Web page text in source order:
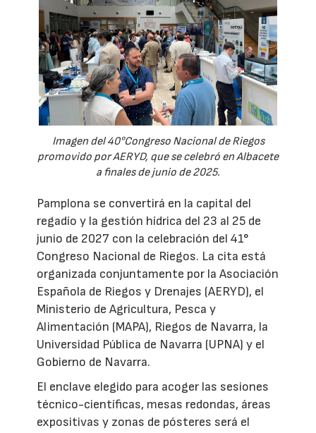
Imagen del 40°Congreso Nacional de Riegos
promovido por AERYD, que se celebró en Albacete
a finales de junio de 2025.
Pamplona se convertirá en la capital del
regadío y la gestión hídrica del 23 al 25 de
junio de 2027 con la celebración del 41°
Congreso Nacional de Riegos. La cita está
organizada conjuntamente por la Asociación
Española de Riegos y Drenajes (AERYD), el
Ministerio de Agricultura, Pesca y
Alimentación (MAPA), Riegos de Navarra, la
Universidad Pública de Navarra (UPNA) y el
Gobierno de Navarra.
El enclave elegido para acoger las sesiones
técnico-científicas, mesas redondas, áreas
expositivas y zonas de pósteres será el